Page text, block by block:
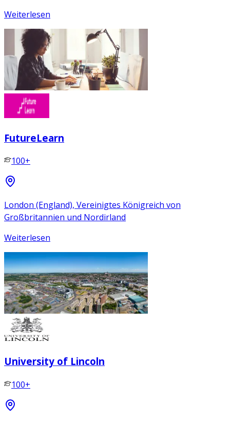
Weiterlesen
FutureLearn
100+
London (England), Vereinigtes Königreich von
Großbritannien und Nordirland
Weiterlesen
University of Lincoln
100+